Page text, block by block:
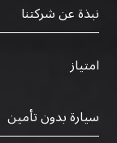
نبذة عن شركتنا
امتياز
سيارة بدون تأمين